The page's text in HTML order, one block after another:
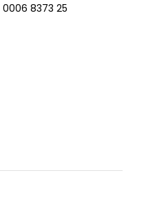
0006 8373 25